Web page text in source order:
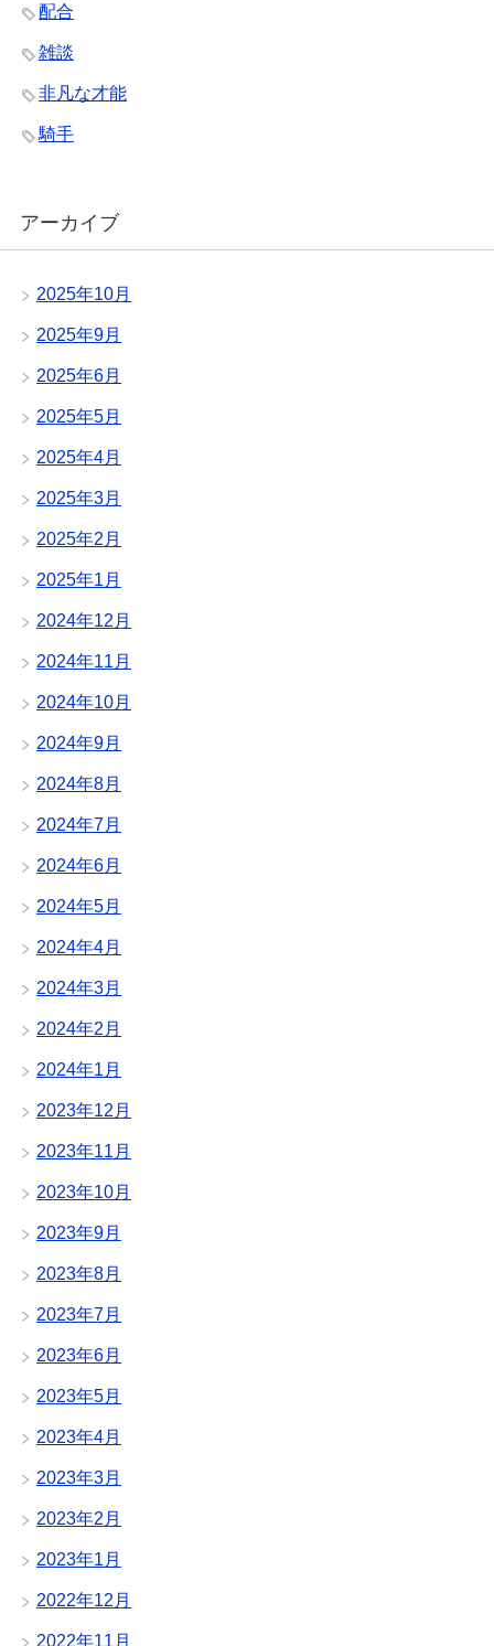
配合
雑談
非凡な才能
騎手
アーカイブ
2025年10月
2025年9月
2025年6月
2025年5月
2025年4月
2025年3月
2025年2月
2025年1月
2024年12月
2024年11月
2024年10月
2024年9月
2024年8月
2024年7月
2024年6月
2024年5月
2024年4月
2024年3月
2024年2月
2024年1月
2023年12月
2023年11月
2023年10月
2023年9月
2023年8月
2023年7月
2023年6月
2023年5月
2023年4月
2023年3月
2023年2月
2023年1月
2022年12月
2022年11月